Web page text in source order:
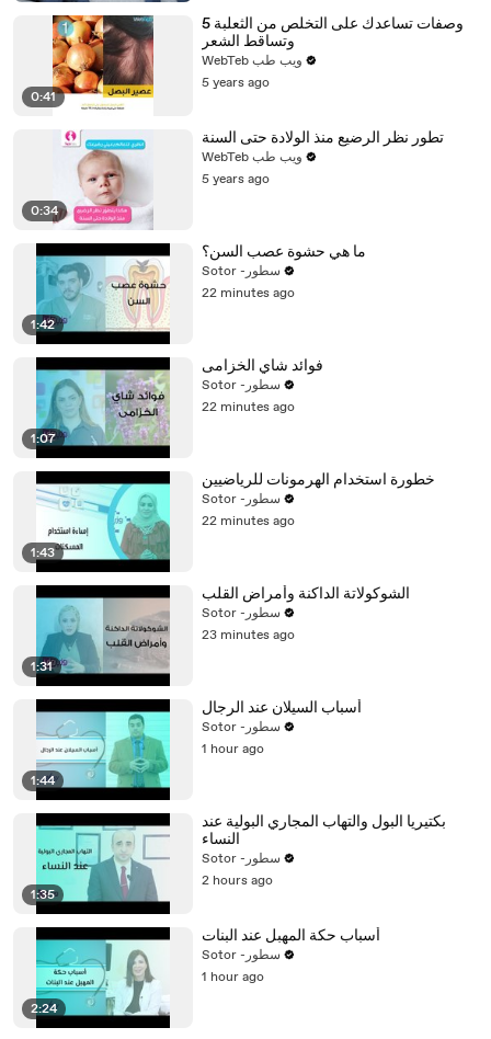
0:41
5 وصفات تساعدك على التخلص من الثعلبة
وتساقط الشعر
WebTeb ويب طب
5 years ago
0:34
تطور نظر الرضيع منذ الولادة حتى السنة
WebTeb ويب طب
5 years ago
1:42
ما هي حشوة عصب السن؟
Sotor -سطور
22 minutes ago
1:07
فوائد شاي الخزامى
Sotor -سطور
22 minutes ago
1:43
خطورة استخدام الهرمونات للرياضيين
Sotor -سطور
22 minutes ago
1:31
الشوكولاتة الداكنة وأمراض القلب
Sotor -سطور
23 minutes ago
1:44
أسباب السيلان عند الرجال
Sotor -سطور
1 hour ago
1:35
بكتيريا البول والتهاب المجاري البولية عند
النساء
Sotor -سطور
2 hours ago
2:24
أسباب حكة المهبل عند البنات
Sotor -سطور
1 hour ago